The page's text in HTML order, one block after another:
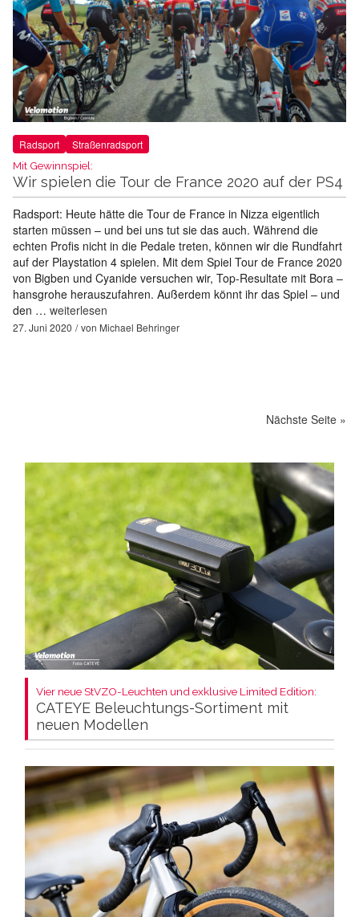
Radsport Straßenradsport
Mit Gewinnspiel:
Wir spielen die Tour de France 2020 auf der PS4
Radsport: Heute hätte die Tour de France in Nizza eigentlich
starten müssen – und bei uns tut sie das auch. Während die
echten Profis nicht in die Pedale treten, können wir die Rundfahrt
auf der Playstation 4 spielen. Mit dem Spiel Tour de France 2020
von Bigben und Cyanide versuchen wir, Top-Resultate mit Bora –
hansgrohe herauszufahren. Außerdem könnt ihr das Spiel – und
den … weiterlesen
27. Juni 2020 von Michael Behringer
Nächste Seite »
Vier neue StVZO-Leuchten und exklusive Limited Edition:
CATEYE Beleuchtungs-Sortiment mit
neuen Modellen